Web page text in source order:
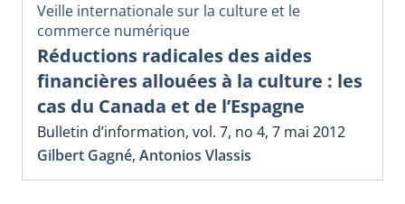
Veille internationale sur la culture et le
commerce numérique
Réductions radicales des aides
financières allouées à la culture : les
cas du Canada et de l’Espagne
Bulletin d’information, vol. 7, no 4, 7 mai 2012
Gilbert Gagné, Antonios Vlassis